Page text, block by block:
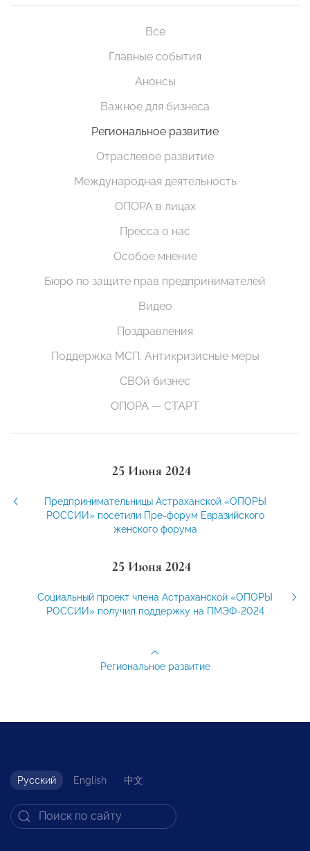
Все
Главные события
Анонсы
Важное для бизнеса
Региональное развитие
Отраслевое развитие
Международная деятельность
ОПОРА в лицах
Пресса о нас
Особое мнение
Бюро по защите прав предпринимателей
Видео
Поздравления
Поддержка МСП. Антикризисные меры
СВОй бизнес
ОПОРА — СТАРТ
25 Июня 2024
Предпринимательницы Астраханской «ОПОРЫ
РОССИИ» посетили Пре-форум Евразийского
женского форума
25 Июня 2024
Социальный проект члена Астраханской «ОПОРЫ
РОССИИ» получил поддержку на ПМЭФ-2024
Региональное развитие
Русский English 中文